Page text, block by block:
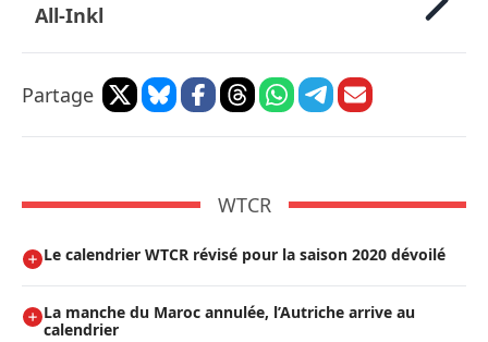
All-Inkl
Partage
WTCR
Le calendrier WTCR révisé pour la saison 2020 dévoilé
La manche du Maroc annulée, l’Autriche arrive au
calendrier